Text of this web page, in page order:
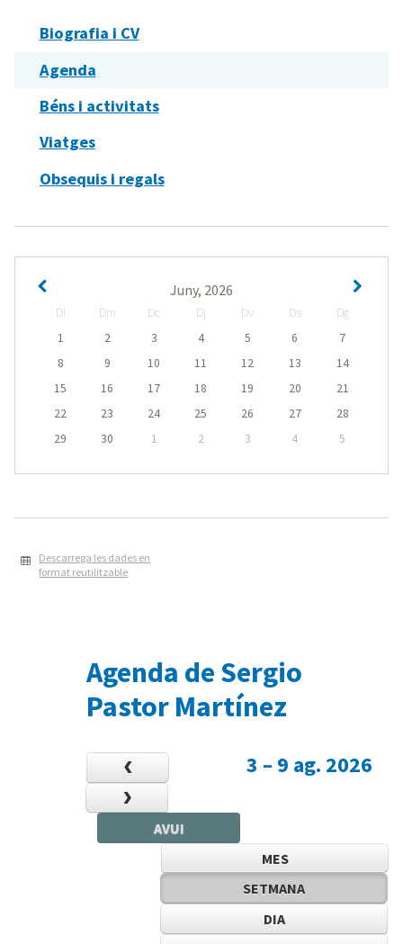
Biografia i CV
Agenda
Béns i activitats
Viatges
Obsequis i regals
Juny, 2026
Dl Dm Dc Dj Dv Ds
Dg
1
2 3 4 5 6
7
8
9 10 11 12 13
14
15
16 17 18 19 20
21
22
23 24 25 26 27
28
29
30 1 2 3 4 5
Descarrega les dades en
format reutilitzable
Agenda de Sergio
Pastor Martínez
AVUI
MES
SETMANA
DIA
3 – 9 ag. 2026
12am